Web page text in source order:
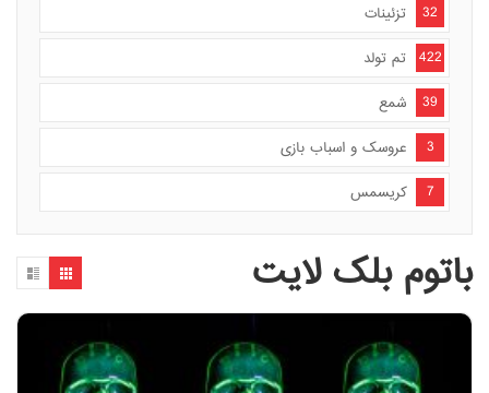
تزئینات
32
تم تولد 422
شمع
39
عروسک و اسباب بازی
3
کریسمس
7
باتوم بلک لایت